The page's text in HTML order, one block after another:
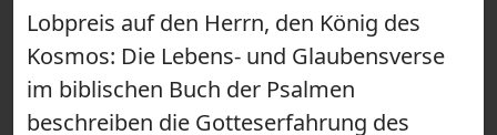
Lobpreis auf den Herrn, den König des
Kosmos: Die Lebens- und Glaubensverse
im biblischen Buch der Psalmen
beschreiben die Gotteserfahrung des